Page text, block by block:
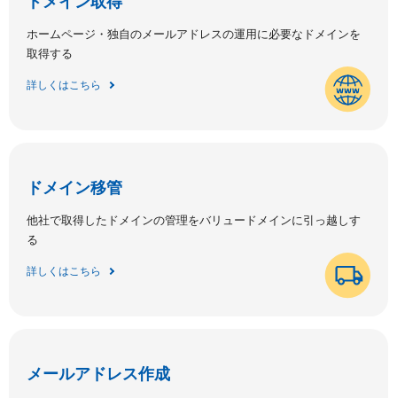
ホームページ・独自のメールアドレスの運用に必要なドメインを
取得する
詳しくはこちら
ドメイン移管
他社で取得したドメインの管理をバリュードメインに引っ越しす
る
詳しくはこちら
メールアドレス作成